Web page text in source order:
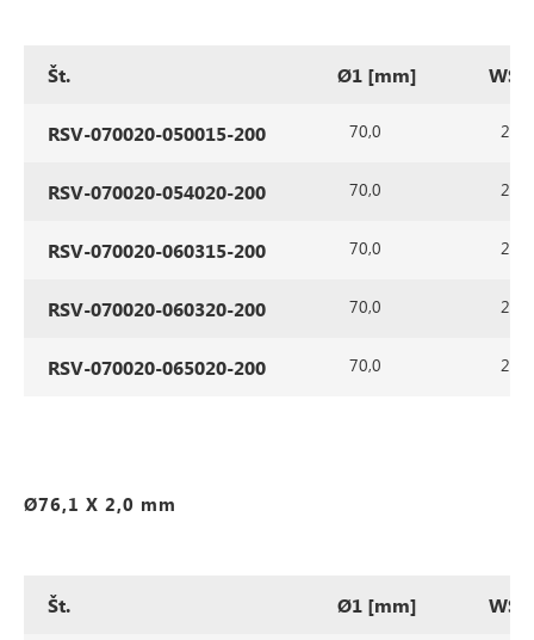
Št. Ø1 [mm]
RSV-070020-050015-200 70,0 2,0
RSV-070020-054020-200 70,0 2,0
RSV-070020-060315-200 70,0 2,0
RSV-070020-060320-200 70,0 2,0
RSV-070020-065020-200 70,0 2,0
Ø76,1 X 2,0 mm
Št. Ø1 [mm]